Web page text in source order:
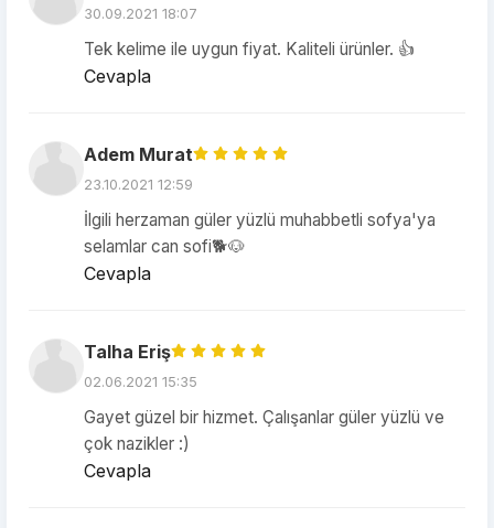
30.09.2021 18:07
Tek kelime ile uygun fiyat. Kaliteli ürünler. 👍
Cevapla
Adem Murat
23.10.2021 12:59
İlgili herzaman güler yüzlü muhabbetli sofya'ya
selamlar can sofi🐕🐶
Cevapla
Talha Eriş
02.06.2021 15:35
Gayet güzel bir hizmet. Çalışanlar güler yüzlü ve
çok nazikler :)
Cevapla